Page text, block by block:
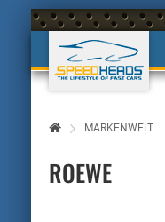
MARKENWELT
ROEWE